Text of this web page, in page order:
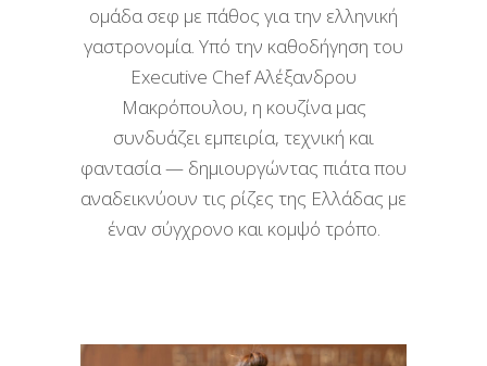
ομάδα σεφ με πάθος για την ελληνική
γαστρονομία. Υπό την καθοδήγηση του
Executive Chef Αλέξανδρου
Μακρόπουλου, η κουζίνα μας
συνδυάζει εμπειρία, τεχνική και
φαντασία — δημιουργώντας πιάτα που
αναδεικνύουν τις ρίζες της Ελλάδας με
έναν σύγχρονο και κομψό τρόπο.